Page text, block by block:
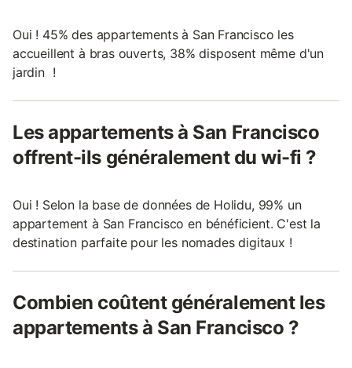
Oui ! 45% des appartements à San Francisco les
accueillent à bras ouverts, 38% disposent même d'un
jardin !
Les appartements à San Francisco
offrent-ils généralement du wi-fi ?
Oui ! Selon la base de données de Holidu, 99% un
appartement à San Francisco en bénéficient. C'est la
destination parfaite pour les nomades digitaux !
Combien coûtent généralement les
appartements à San Francisco ?